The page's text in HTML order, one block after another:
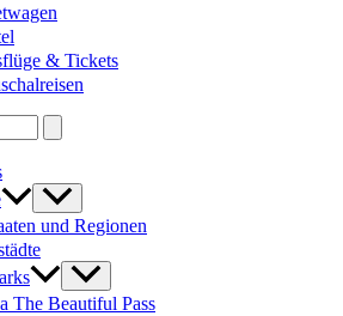
& Tickets
und Regionen
The Beautiful Pass